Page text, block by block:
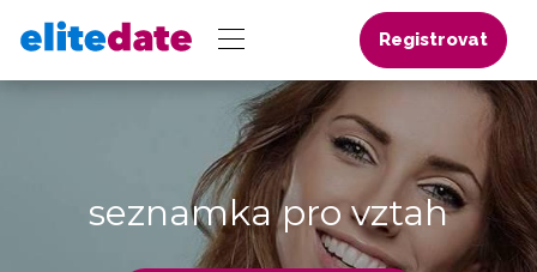
Registrovat
seznamka pro vztah